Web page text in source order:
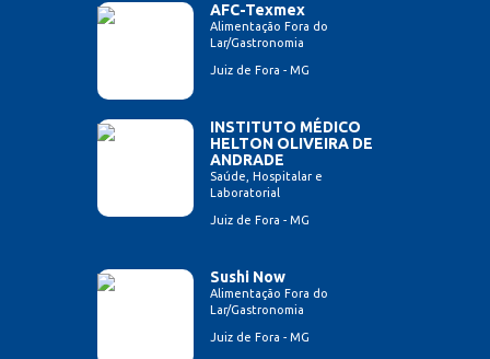
AFC-Texmex
Alimentação Fora do
Lar/Gastronomia
Juiz de Fora - MG
INSTITUTO MÉDICO
HELTON OLIVEIRA DE
ANDRADE
Saúde, Hospitalar e
Laboratorial
Juiz de Fora - MG
Sushi Now
Alimentação Fora do
Lar/Gastronomia
Juiz de Fora - MG